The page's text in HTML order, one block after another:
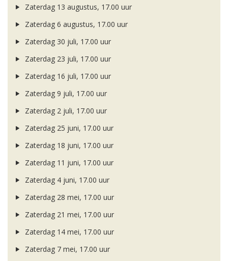
Zaterdag 13 augustus, 17.00 uur
Zaterdag 6 augustus, 17.00 uur
Zaterdag 30 juli, 17.00 uur
Zaterdag 23 juli, 17.00 uur
Zaterdag 16 juli, 17.00 uur
Zaterdag 9 juli, 17.00 uur
Zaterdag 2 juli, 17.00 uur
Zaterdag 25 juni, 17.00 uur
Zaterdag 18 juni, 17.00 uur
Zaterdag 11 juni, 17.00 uur
Zaterdag 4 juni, 17.00 uur
Zaterdag 28 mei, 17.00 uur
Zaterdag 21 mei, 17.00 uur
Zaterdag 14 mei, 17.00 uur
Zaterdag 7 mei, 17.00 uur